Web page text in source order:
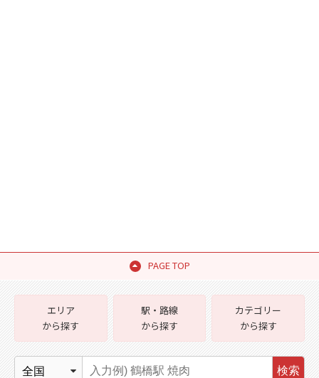
PAGE TOP
エリア
から探す
駅・路線
から探す
カテゴリー
から探す
検索